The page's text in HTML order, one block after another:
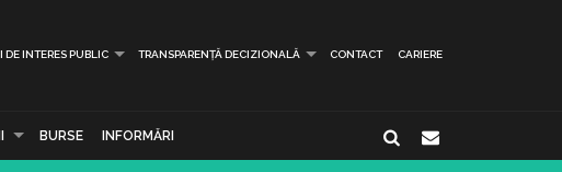
DE INTERES PUBLIC TRANSPARENȚĂ DECIZIONALĂ CONTACT CARIERE
BURSE INFORMĂRI